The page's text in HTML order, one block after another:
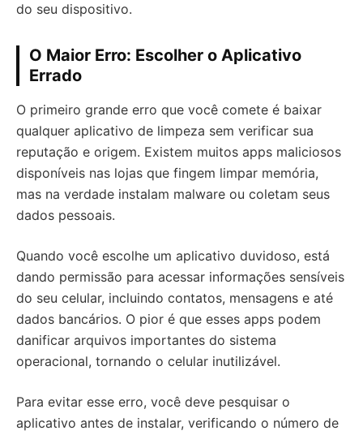
do seu dispositivo.
O Maior Erro: Escolher o Aplicativo
Errado
O primeiro grande erro que você comete é baixar
qualquer aplicativo de limpeza sem verificar sua
reputação e origem. Existem muitos apps maliciosos
disponíveis nas lojas que fingem limpar memória,
mas na verdade instalam malware ou coletam seus
dados pessoais.
Quando você escolhe um aplicativo duvidoso, está
dando permissão para acessar informações sensíveis
do seu celular, incluindo contatos, mensagens e até
dados bancários. O pior é que esses apps podem
danificar arquivos importantes do sistema
operacional, tornando o celular inutilizável.
Para evitar esse erro, você deve pesquisar o
aplicativo antes de instalar, verificando o número de